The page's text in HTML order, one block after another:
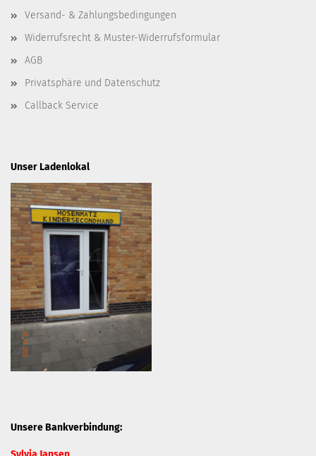
Versand- & Zahlungsbedingungen
Widerrufsrecht & Muster-Widerrufsformular
AGB
Privatsphäre und Datenschutz
Callback Service
Unser Ladenlokal
Unsere Bankverbindung: